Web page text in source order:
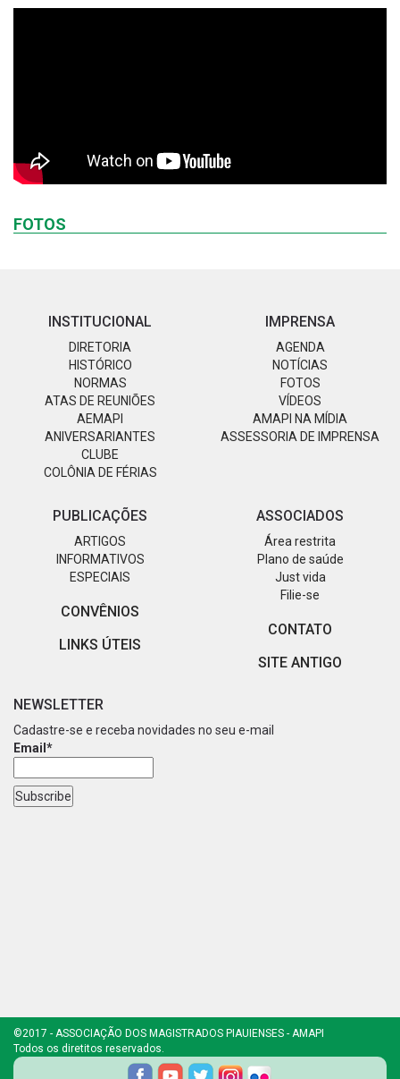
FOTOS
INSTITUCIONAL
DIRETORIA
HISTÓRICO
NORMAS
ATAS DE REUNIÕES
AEMAPI
ANIVERSARIANTES
CLUBE
COLÔNIA DE FÉRIAS
IMPRENSA
AGENDA
NOTÍCIAS
FOTOS
VÍDEOS
AMAPI NA MÍDIA
ASSESSORIA DE IMPRENSA
PUBLICAÇÕES
ARTIGOS
INFORMATIVOS
ESPECIAIS
CONVÊNIOS
LINKS ÚTEIS
ASSOCIADOS
Área restrita
Plano de saúde
Just vida
Filie-se
CONTATO
SITE ANTIGO
NEWSLETTER
Cadastre-se e receba novidades no seu e-mail
Email*
©2017 - ASSOCIAÇÃO DOS MAGISTRADOS PIAUIENSES - AMAPI
Todos os diretitos reservados.